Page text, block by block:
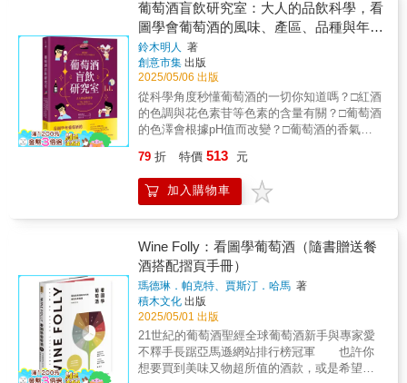
觀超簡單！◎全面升級葡萄酒知識，建立個人
風味資料庫；掌握省錢、選購精品酒款的時機
與方法
款，讓讀者輕鬆找到鍾愛的新葡萄酒。★法
國、義大利、西班牙、德國和奧地利等頂級葡
萄酒產區以及希臘和匈牙利等新興領域的詳細
地圖，並且介紹各產區葡萄酒標籤和分類細
節，以利讀者探索。★全新食物和葡萄酒配對
矩陣圖表。★葡萄種植、葡萄酒釀造等學習葡
萄酒必要的相關知識。★酸度和單寧的入門知
識，讓你可以像專家一樣品酒。★更多重點提
示，將葡萄酒世界的複雜性化繁為簡，幫助讀
者成為專家。 《Wine Folly看圖精通葡萄酒》
想要以實用又有趣的方式增進葡萄酒知識的新
世代葡萄酒愛好者量身打造，是所有葡萄酒品
飲者最想得到的禮物。 ※※Winefolly.com讀者
回饋※※我曾利用《Wine Folly看圖學葡萄酒》
通過了WSET二級認證，正在準備WSET三級
考試，我相信我一定可以晉級。這兩本工具書
都很好用，版面及設計非常巧妙。……絕對是
非常必要的參考用書。《Wine Folly看圖學葡萄
酒》已經留下許多閱讀的痕跡，是我的酒書中
我最愛的一本，所以當《Wine Folly看圖精通葡
萄酒》預購的第一時間我就下訂了！版面設計
非常厲害，特別是以字母順序編排葡萄品種，
果類利口酒簡直是天作之合。無論是黑醋栗利
口酒、水蜜桃利口酒還是青蘋果利口酒，大家
應該都能想像搭配起來有多好喝。我個人也很
推薦哈密瓜利口酒。★來一杯Master原創雞尾
酒！★連皮帶花「完整享受橘子風味」！
ANCHOR琴通寧 ［材料］ANCHOR琴酒（橘
子琴酒）30ml／接骨木花利口酒10ml／通寧水
120ml／橘子花噴霧1PUSH橘子仔細去除白絡
後，用食物乾燥機烘乾，泡入琴酒1小時，過濾
後即可製成橘子琴酒。將準備好的琴酒與聖杰
曼接骨木花利口酒加入裝了冰塊的玻璃杯攪
拌，然後加入120ml通寧水（分量務必精準）。
最後噴上橘子花噴霧，替杯子戴上蓋子即完
成。
中央公園地上，旋轉著手中的酒杯，嗅聞著酒
香，進行盲品，輪流說出感想，針對釀造方法
議論紛紛。 「這也是托麻井先生的福啊」
他們異口同聲地說，然後各自回到自己的葡萄
園。接下來就是真正的挑戰了── 用青春的汗與
淚，打破世人眼中的風土宿命， 日本葡萄酒傳
奇人物麻井宇介啟發三位熱血男孩， 在自己的
土地種植、釀造、生產， 寫下現代日本葡萄酒
的動人篇章。 ◆ 岡本英史、曾我彰彥、城
戶亞紀人，他們就是「宇介男孩」，受傳奇葡
新星和革命家。 麻井宇介：「遵循以往的
釀酒常識或許能釀造出好的葡萄酒，卻無法做
出令人感動的葡萄酒。請試著捨棄常識。」
是宇介男孩。」 ◆ 義大利葡萄酒界有「巴羅洛
男孩」，日本有「宇介男孩」。 在義大利，巴
羅洛男孩違抗父親，掀起革新風潮。 在日本，
宇介男孩突破藩籬，傾聽風土，回歸「葡萄酒
是來自不同的葡萄園」這個基本道理。 河合香
織（作者）：「改革總是伴隨痛苦，那是無法
獨自完成的事」 鴻巢友季子（翻譯家）：「在
葡萄酒這個外國文化的「翻譯」過程中，陷入
葡萄酒盲飲研究室：大人的品飲科學，看
圖學會葡萄酒的風味、產區、品種與年分
秘密
鈴木明人 著
創意市集 出版
2025/05/06 出版
從科學角度秒懂葡萄酒的一切你知道嗎？□紅酒
的色調與花色素苷等色素的含量有關？□葡萄酒
的色澤會根據pH值而改變？□葡萄酒的香氣成
用什麼來量感？□對白酒味道產生強烈影響的成
分，除了酒精、糖分之外還有什麼？□酒精濃度
指的是葡萄酒所含的酒精量，但應該如何判斷
覺來檢視葡萄酒的外觀，以嗅覺聞香氣，再用
味覺確認味道……，隨後將直觀感知的葡萄酒
特徵與知識加以連結，進而鑑別出葡萄的品
種、產區與年分，如果此時能善用科學分析，
盲飲就不再只是「憑感覺」，而是感性與知性
的完美協作，這也是為什麼盲飲不但多用於品
評葡萄酒的競賽，也是衡量侍酒師技能與敏銳
度的標準。換言之，盲飲絕不僅止於品酒，更
是感官與記憶交織的迷人推理挑戰。本書將從
79 折 特價 513 元
加入購物車
Wine Folly：看圖學葡萄酒（隨書贈送餐
酒搭配摺頁手冊）
瑪德琳．帕克特、賈斯汀．哈馬 著
積木文化 出版
2025/05/01 出版
21世紀的葡萄酒聖經 全球葡萄酒新手與專家愛
不釋手 長踞亞馬遜網站排行榜冠軍 也許你
想要買到美味又物超所值的酒款，或是希望在